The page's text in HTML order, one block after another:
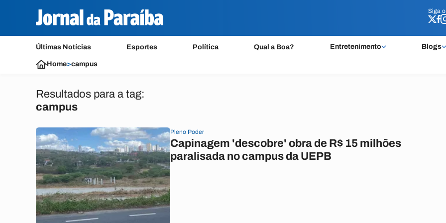
Siga o
Últimas Notícias Esportes Política Qual a Boa? Entretenimento Blogs
Siga o
Home>campus
Resultados para a tag:
campus
Pleno Poder
Capinagem 'descobre' obra de R$ 15 milhões
paralisada no campus da UEPB